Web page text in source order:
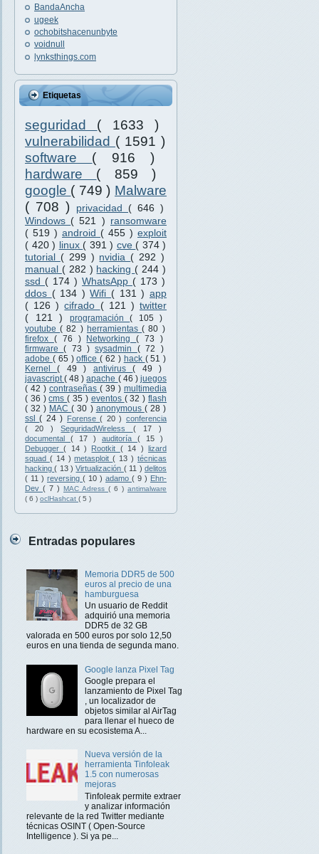
BandaAncha
ugeek
ochobitshacenunbyte
voidnull
lynksthings.com
Etiquetas
seguridad ( 1633 )
vulnerabilidad ( 1591 )
software ( 916 )
hardware ( 859 )
google ( 749 ) Malware
( 708 )
privacidad ( 646 )
Windows ( 521 ) ransomware
( 519 ) android ( 455 ) exploit
( 420 ) linux ( 391 ) cve ( 374 )
tutorial ( 299 ) nvidia ( 292 )
manual ( 282 ) hacking ( 244 )
ssd ( 174 ) WhatsApp ( 173 )
ddos ( 134 )Wifi ( 131 ) app
( 126 )cifrado ( 121 )twitter
( 121 ) programación( 105 )
youtube( 82 ) herramientas( 80 )
firefox ( 76 ) Networking( 73 )
firmware( 73 )sysadmin ( 72 )
adobe ( 65 )office( 62 ) hack ( 51 )
Kernel( 49 ) antivirus( 49 )
javascript( 48 )apache ( 46 ) juegos
( 42 ) contraseñas ( 39 ) multimedia
( 36 )cms( 35 ) eventos ( 32 )flash
( 32 ) MAC( 30 ) anonymous ( 28 )
ssl( 24 ) Forense( 20 ) conferencia
( 20 )SeguridadWireless ( 17 )
documental ( 17 ) auditoría ( 15 )
Debugger( 14 ) Rootkit ( 14 ) lizard
squad ( 14 )metasploit( 13 ) técnicas
hacking( 13 )Virtualización ( 11 ) delitos
( 11 ) reversing ( 10 ) adamo ( 9 ) Ehn-
Dev ( 7 ) MAC Adress ( 6 ) antimalware
( 6 ) oclHashcat ( 5 )
Entradas populares
Memoria DDR5 de 500
euros al precio de una
hamburguesa
Un usuario de Reddit
adquirió una memoria
DDR5 de 32 GB
valorada en 500 euros por solo 12,50
euros en una tienda de segunda mano.
Google lanza Pixel Tag
Google prepara el
lanzamiento de Pixel Tag
, un localizador de
objetos similar al AirTag
para llenar el hueco de
hardware en su ecosistema A...
Nueva versión de la
herramienta Tinfoleak
1.5 con numerosas
mejoras
Tinfoleak permite extraer
y analizar información
relevante de la red Twitter mediante
técnicas OSINT ( Open-Source
Intelligence ). Si ya pe...